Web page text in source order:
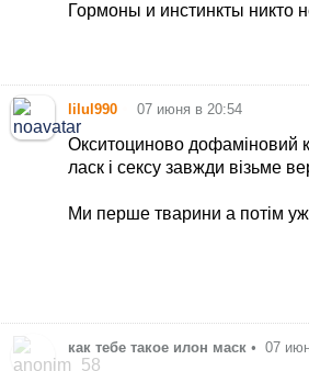
Гормоны и инстинкты никто
lilul990 07 июня в 20:54
Окситоциново дофаміновий
ласк і сексу завжди візьме
Ми перше тварини а потім
как тебе такое илон маск • 07